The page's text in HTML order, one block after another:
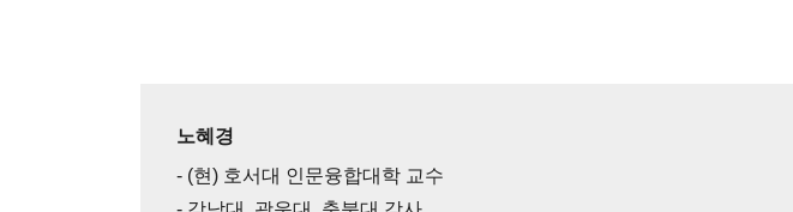
노혜경
- (현) 호서대 인문융합대학 교수